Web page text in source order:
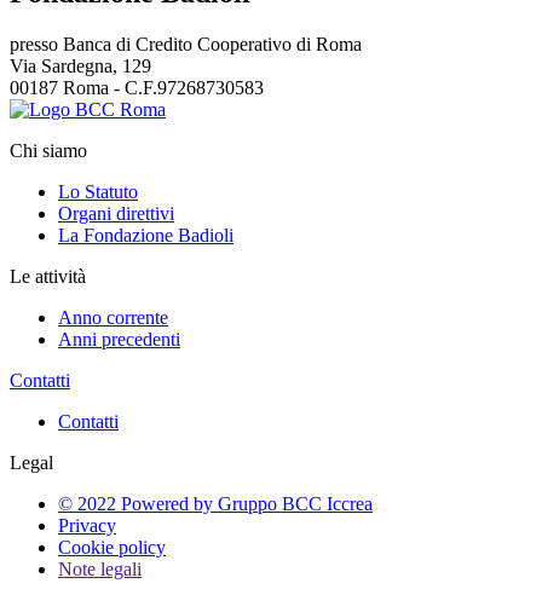
presso Banca di Credito Cooperativo di Roma
Via Sardegna, 129
00187 Roma - C.F.97268730583
Chi siamo
Lo Statuto
Organi direttivi
La Fondazione Badioli
Le attività
Anno corrente
Anni precedenti
Contatti
Contatti
Legal
© 2022 Powered by Gruppo BCC Iccrea
Privacy
Cookie policy
Note legali